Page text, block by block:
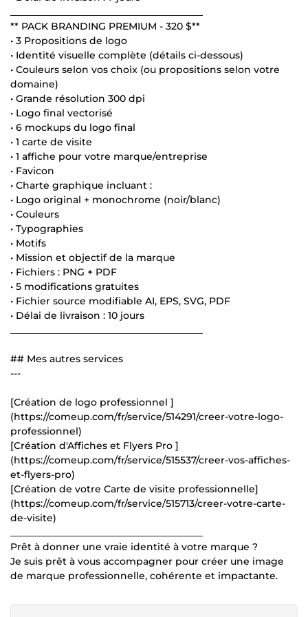
** PACK BRANDING PREMIUM - 320 $**
• 3 Propositions de logo
• Identité visuelle complète (détails ci-dessous)
• Couleurs selon vos choix (ou propositions selon votre
domaine)
• Grande résolution 300 dpi
• Logo final vectorisé
• 6 mockups du logo final
• 1 carte de visite
• 1 affiche pour votre marque/entreprise
• Favicon
• Charte graphique incluant :
• Logo original + monochrome (noir/blanc)
• Couleurs
• Typographies
• Motifs
• Mission et objectif de la marque
• Fichiers : PNG + PDF
• 5 modifications gratuites
• Fichier source modifiable AI, EPS, SVG, PDF
• Délai de livraison : 10 jours
## Mes autres services
---
[Création de logo professionnel ]
(https://comeup.com/fr/service/514291/creer-votre-logo-
professionnel)
[Création d'Affiches et Flyers Pro ]
(https://comeup.com/fr/service/515537/creer-vos-affiches-
et-flyers-pro)
[Création de votre Carte de visite professionnelle]
(https://comeup.com/fr/service/515713/creer-votre-carte-
de-visite)
Prêt à donner une vraie identité à votre marque ?
Je suis prêt à vous accompagner pour créer une image
de marque professionnelle, cohérente et impactante.